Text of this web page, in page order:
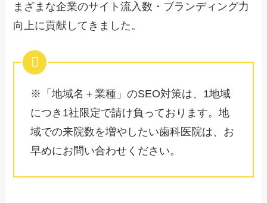
まざまな企業のサイト流入数・ブランディング力
向上に貢献してきました。
※「地域名＋業種」のSEO対策は、1地域
につき1社限定で請け負っております。地
域での来院数を増やしたい歯科医院は、お
早めにお問い合わせください。